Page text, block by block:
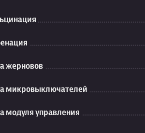
жерновов
микровыключателей
модуля управления